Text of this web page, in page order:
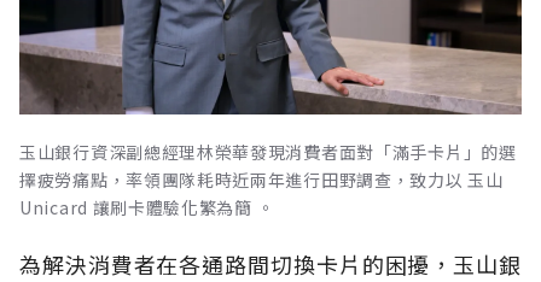
玉山銀行資深副總經理林榮華發現消費者面對「滿手卡片」的選
擇疲勞痛點，率領團隊耗時近兩年進行田野調查，致力以 玉山
Unicard 讓刷卡體驗化繁為簡 。
為解決消費者在各通路間切換卡片的困擾，玉山銀